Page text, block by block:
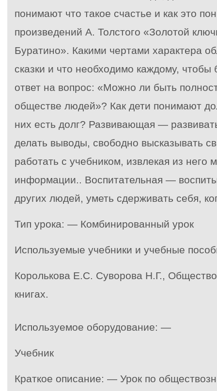
понимают что такое счастье и как это
произведений А. Толстого «Золотой
Буратино». Какими чертами характера
сказки и что необходимо каждому,
ответ на вопрос: «Можно ли быть
обществе людей»? Как дети понимают
них есть долг? Развивающая —
делать выводы, свободно высказывать
работать с учебником, извлекая из него
информации.. Воспитательная —
других людей, уметь сдерживать себя,
Тип урока: — Комбинированный урок
Используемые учебники и учебные
Королькова Е.С. Суворова Н.Г.,
книгах.
Используемое оборудование: —
Учебник
Краткое описание: — Урок по